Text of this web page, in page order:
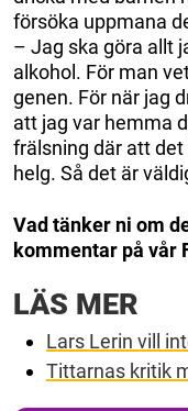
försöka uppmana
– Jag ska göra allt
alkohol. För man
genen. För när jag
att jag var hemma
frälsning där att
helg. Så det är
Vad tänker ni om
kommentar på vår
LÄS MER
Lars Lerin vill
Tittarnas kritik